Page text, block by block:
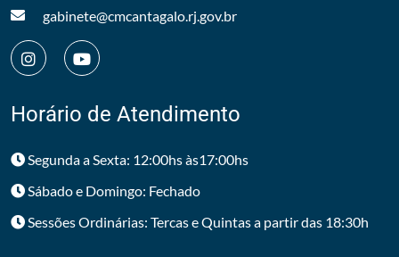
gabinete@cmcantagalo.rj.gov.br
Horário de Atendimento
Segunda a Sexta: 12:00hs às17:00hs
Sábado e Domingo: Fechado
Sessões Ordinárias: Tercas e Quintas a partir das 18:30h